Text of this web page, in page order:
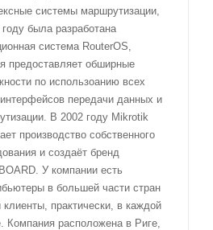
системы маршрутизации,
году была разработана
система RouterOS,
предоставляет обширные
по использоанию всех
передачи данных и
В 2002 году Mikrotik
производство собственного
и создаёт бренд
У компании есть
в большей части стран
клиенты, практически, в каждой
Компания расположена в Риге,